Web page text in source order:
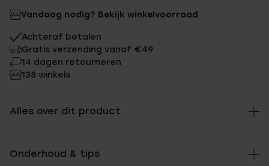
Vandaag nodig? Bekijk winkelvoorraad
Achteraf betalen
Gratis verzending vanaf €49
14 dagen retourneren
138 winkels
Alles over dit product
Onderhoud & tips